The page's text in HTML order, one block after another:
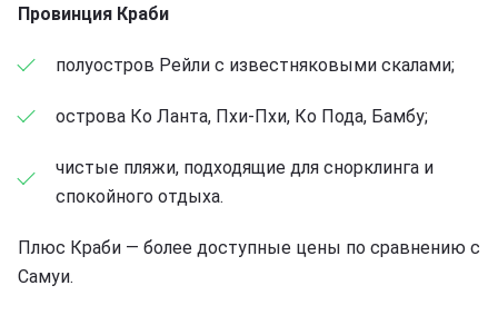
Провинция Краби
полуостров Рейли с известняковыми скалами;
острова Ко Ланта, Пхи-Пхи, Ко Пода, Бамбу;
чистые пляжи, подходящие для снорклинга и
спокойного отдыха.
Плюс Краби — более доступные цены по сравнению с
Самуи.